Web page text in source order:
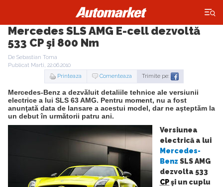
×
Mercedes SLS AMG E-cell dezvoltă
533 CP şi 800 Nm
De Sebastian Toma
Publicat Marti, 22.06.2010
Printeaza
Comenteaza Trimite pe:
Mercedes-Benz a dezvăluit detaliile tehnice ale versiunii
electrice a lui SLS 63 AMG. Pentru moment, nu a fost
anunţată data de lansare a acestui model, dar ne aşteptăm la
un debut în următorii patru ani.
Versiunea
electrică a lui
Mercedes-
Benz SLS AMG
dezvolta 533
CPşi un cuplu